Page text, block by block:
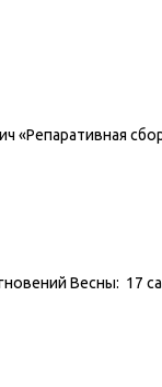
«Репаративная
Весны: 17